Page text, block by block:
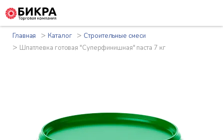
Главная >Каталог > Строительные смеси
> Шпатлевка готовая "Суперфинишная" паста 7 кг